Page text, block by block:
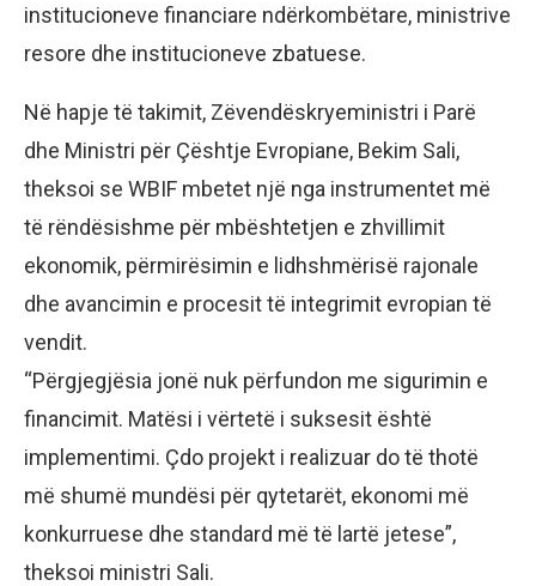
institucioneve financiare ndërkombëtare, ministrive
resore dhe institucioneve zbatuese.
Në hapje të takimit, Zëvendëskryeministri i Parë
dhe Ministri për Çështje Evropiane, Bekim Sali,
theksoi se WBIF mbetet një nga instrumentet më
të rëndësishme për mbështetjen e zhvillimit
ekonomik, përmirësimin e lidhshmërisë rajonale
dhe avancimin e procesit të integrimit evropian të
vendit.
“Përgjegjësia jonë nuk përfundon me sigurimin e
financimit. Matësi i vërtetë i suksesit është
implementimi. Çdo projekt i realizuar do të thotë
më shumë mundësi për qytetarët, ekonomi më
konkurruese dhe standard më të lartë jetese”,
theksoi ministri Sali.